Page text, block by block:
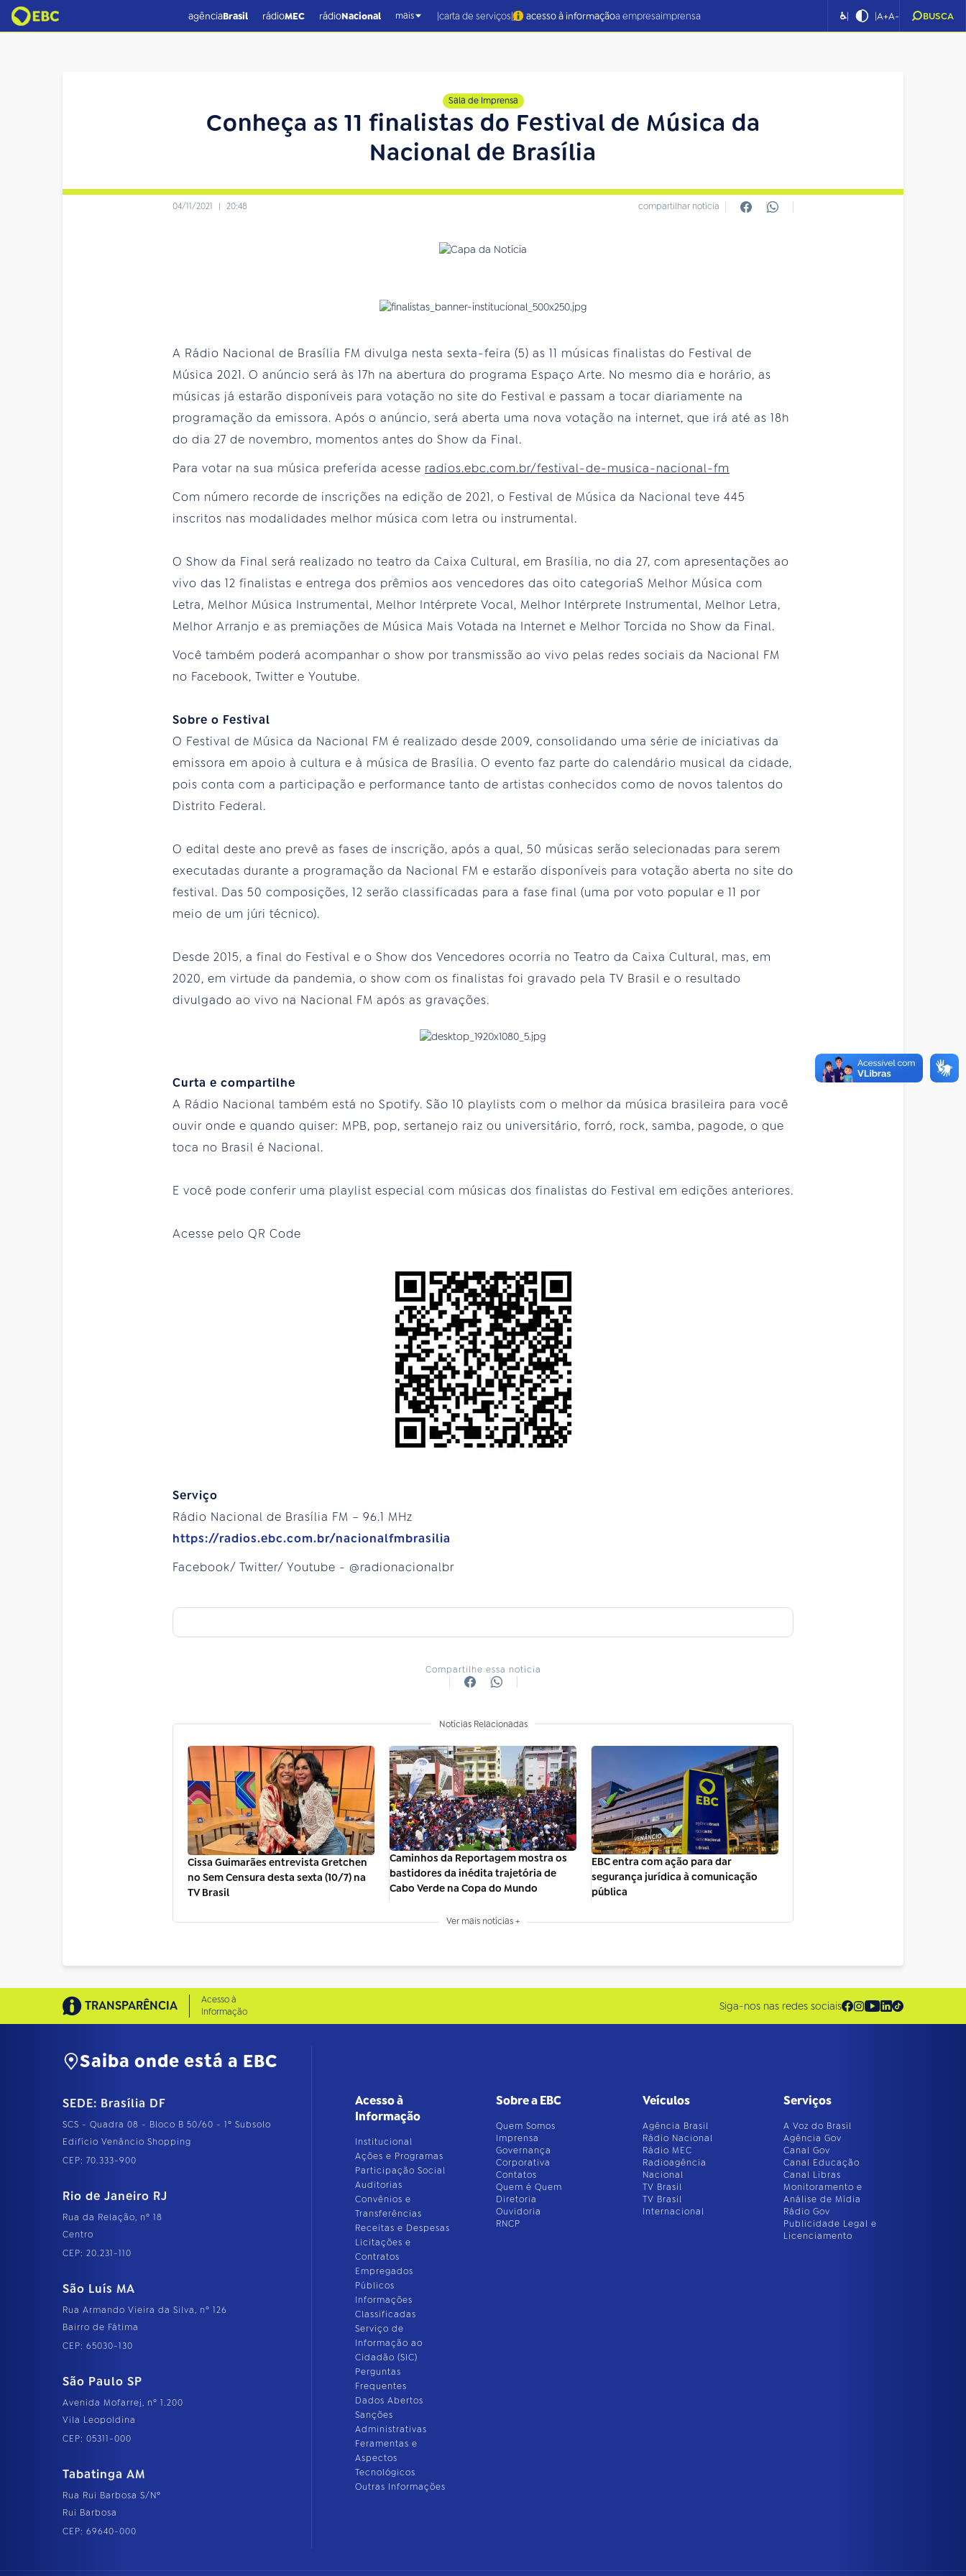
agênciaBrasil rádioMEC rádioNacional mais |carta de serviços| acesso à informaçãoa empresaimprensa ♿| |A+A- BUSCA
Sala de Imprensa
Conheça as 11 finalistas do Festival de Música da
Nacional de Brasília
04/11/2021 | 20:48 compartilhar notícia
A Rádio Nacional de Brasília FM divulga nesta sexta-feira (5) as 11 músicas finalistas do Festival de
Música 2021. O anúncio será às 17h na abertura do programa Espaço Arte. No mesmo dia e horário, as
músicas já estarão disponíveis para votação no site do Festival e passam a tocar diariamente na
programação da emissora. Após o anúncio, será aberta uma nova votação na internet, que irá até as 18h
do dia 27 de novembro, momentos antes do Show da Final.
Para votar na sua música preferida acesse radios.ebc.com.br/festival-de-musica-nacional-fm
Com número recorde de inscrições na edição de 2021, o Festival de Música da Nacional teve 445
inscritos nas modalidades melhor música com letra ou instrumental.
O Show da Final será realizado no teatro da Caixa Cultural, em Brasília, no dia 27, com apresentações ao
vivo das 12 finalistas e entrega dos prêmios aos vencedores das oito categoriaS Melhor Música com
Letra, Melhor Música Instrumental, Melhor Intérprete Vocal, Melhor Intérprete Instrumental, Melhor Letra,
Melhor Arranjo e as premiações de Música Mais Votada na Internet e Melhor Torcida no Show da Final.
Você também poderá acompanhar o show por transmissão ao vivo pelas redes sociais da Nacional FM
no Facebook, Twitter e Youtube.
Sobre o Festival
O Festival de Música da Nacional FM é realizado desde 2009, consolidando uma série de iniciativas da
emissora em apoio à cultura e à música de Brasília. O evento faz parte do calendário musical da cidade,
pois conta com a participação e performance tanto de artistas conhecidos como de novos talentos do
Distrito Federal.
O edital deste ano prevê as fases de inscrição, após a qual, 50 músicas serão selecionadas para serem
executadas durante a programação da Nacional FM e estarão disponíveis para votação aberta no site do
festival. Das 50 composições, 12 serão classificadas para a fase final (uma por voto popular e 11 por
meio de um júri técnico).
Desde 2015, a final do Festival e o Show dos Vencedores ocorria no Teatro da Caixa Cultural, mas, em
2020, em virtude da pandemia, o show com os finalistas foi gravado pela TV Brasil e o resultado
divulgado ao vivo na Nacional FM após as gravações.
Curta e compartilhe
A Rádio Nacional também está no Spotify. São 10 playlists com o melhor da música brasileira para você
ouvir onde e quando quiser: MPB, pop, sertanejo raiz ou universitário, forró, rock, samba, pagode, o que
toca no Brasil é Nacional.
E você pode conferir uma playlist especial com músicas dos finalistas do Festival em edições anteriores.
Acesse pelo QR Code
Serviço
Rádio Nacional de Brasília FM – 96.1 MHz
https://radios.ebc.com.br/nacionalfmbrasilia
Facebook/ Twitter/ Youtube - @radionacionalbr
Compartilhe essa notícia
Notícias Relacionadas
Cissa Guimarães entrevista Gretchen
no Sem Censura desta sexta (10/7) na
TV Brasil
Caminhos da Reportagem mostra os
bastidores da inédita trajetória de
Cabo Verde na Copa do Mundo
EBC entra com ação para dar
segurança jurídica à comunicação
pública
Ver mais notícias +
TRANSPARÊNCIA
Acesso à
Informação
Siga-nos nas redes sociais
Saiba onde está a EBC
SEDE: Brasília DF
SCS - Quadra 08 - Bloco B 50/60 - 1º Subsolo
Edifício Venâncio Shopping
CEP: 70.333-900
Rio de Janeiro RJ
Rua da Relação, nº 18
Centro
CEP: 20.231-110
São Luís MA
Rua Armando Vieira da Silva, nº 126
Bairro de Fátima
CEP: 65030-130
São Paulo SP
Avenida Mofarrej, nº 1.200
Vila Leopoldina
CEP: 05311-000
Tabatinga AM
Rua Rui Barbosa S/Nº
Rui Barbosa
CEP: 69640-000
Acesso à
Informação
Institucional
Ações e Programas
Participação Social
Auditorias
Convênios e
Transferências
Receitas e Despesas
Licitações e
Contratos
Empregados
Públicos
Informações
Classificadas
Serviço de
Informação ao
Cidadão (SIC)
Perguntas
Frequentes
Dados Abertos
Sanções
Administrativas
Feramentas e
Aspectos
Tecnológicos
Outras Informações
Sobre a EBC
Quem Somos
Imprensa
Governança
Corporativa
Contatos
Quem é Quem
Diretoria
Ouvidoria
RNCP
Veículos
Agência Brasil
Rádio Nacional
Rádio MEC
Radioagência
Nacional
TV Brasil
TV Brasil
Internacional
Serviços
A Voz do Brasil
Agência Gov
Canal Gov
Canal Educação
Canal Libras
Monitoramento e
Análise de Mídia
Rádio Gov
Publicidade Legal e
Licenciamento